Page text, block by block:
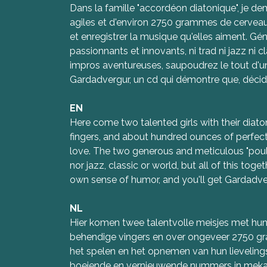
Dans la famille "accordéon diatonique", je
agiles et d'environ 2750 grammes de
et enregistrer la musique qu'elles aiment.
passionnants et innovants, ni trad ni jazz ni
impros aventureuses, saupoudrez le tout
Gardadvergur, un cd qui démontre que,
EN
Here come two talented girls with their
fingers, and about hundred ounces of
love. The two generous and meticulous
nor jazz, classic or world, but all of this
own sense of humor, and you'll get
NL
Hier komen twee talentvolle meisjes met
behendige vingers en over ongeveer 2750
het spelen en het opnemen van hun